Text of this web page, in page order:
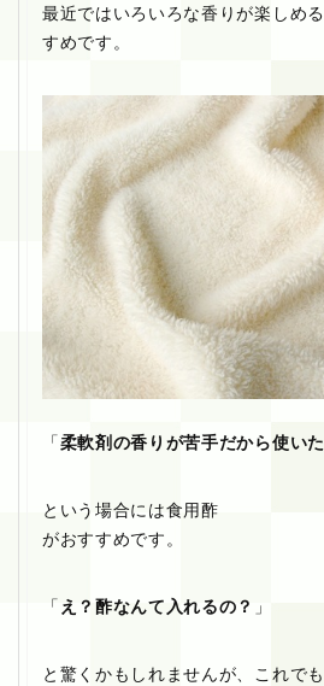
最近ではいろいろな香りが楽しめ
すめです。
「柔軟剤の香りが苦手だから使い
という場合には食用酢
がおすすめです。
「 え？酢なんて入れるの？ 」
と驚くかもしれませんが、これで